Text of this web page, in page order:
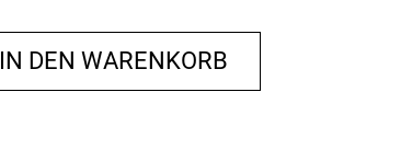
IN DEN WARENKORB